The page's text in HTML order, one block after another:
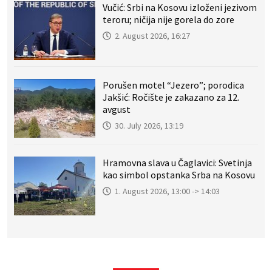
Vučić: Srbi na Kosovu izloženi jezivom
teroru; ničija nije gorela do zore
2. August 2026, 16:27
Porušen motel “Jezero”; porodica
Jakšić: Ročište je zakazano za 12.
avgust
30. July 2026, 13:19
Hramovna slava u Čaglavici: Svetinja
kao simbol opstanka Srba na Kosovu
1. August 2026, 13:00 -> 14:03